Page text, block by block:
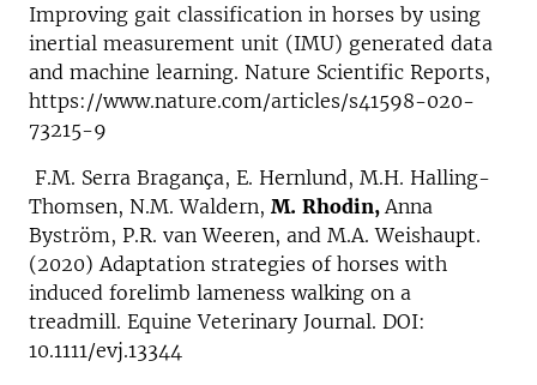
Improving gait classification in horses by using
inertial measurement unit (IMU) generated data
and machine learning. Nature Scientific Reports,
https://www.nature.com/articles/s41598-020-
73215-9
F.M. Serra Bragança, E. Hernlund, M.H. Halling-
Thomsen, N.M. Waldern, M. Rhodin,Anna
Byström, P.R. van Weeren, and M.A. Weishaupt.
(2020) Adaptation strategies of horses with
induced forelimb lameness walking on a
treadmill. Equine Veterinary Journal. DOI:
10.1111/evj.13344